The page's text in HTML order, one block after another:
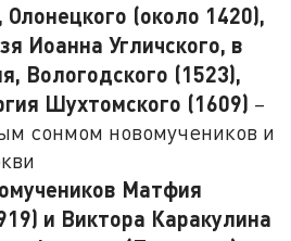
Олонецкого (около 1420),
Иоанна Угличского, в
Вологодского (1523),
Шухтомского (1609) –
сонмом новомучеников и
Матфия
и Виктора Каракулина